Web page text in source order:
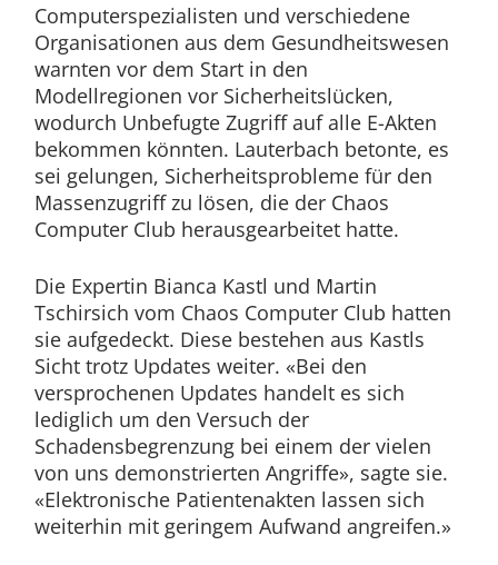
Computerspezialisten und verschiedene
Organisationen aus dem Gesundheitswesen
warnten vor dem Start in den
Modellregionen vor Sicherheitslücken,
wodurch Unbefugte Zugriff auf alle E-Akten
bekommen könnten. Lauterbach betonte, es
sei gelungen, Sicherheitsprobleme für den
Massenzugriff zu lösen, die der Chaos
Computer Club herausgearbeitet hatte.
Die Expertin Bianca Kastl und Martin
Tschirsich vom Chaos Computer Club hatten
sie aufgedeckt. Diese bestehen aus Kastls
Sicht trotz Updates weiter. «Bei den
versprochenen Updates handelt es sich
lediglich um den Versuch der
Schadensbegrenzung bei einem der vielen
von uns demonstrierten Angriffe», sagte sie.
«Elektronische Patientenakten lassen sich
weiterhin mit geringem Aufwand angreifen.»